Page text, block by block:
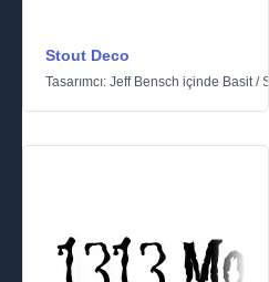
Stout Deco
Tasarımcı: Jeff Bensch içinde Basit/